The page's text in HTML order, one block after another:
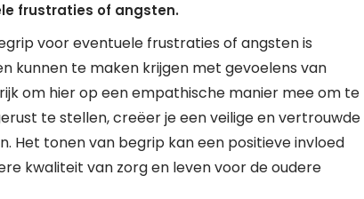
frustraties of angsten.
voor eventuele frustraties of angsten is
kunnen te maken krijgen met gevoelens van
om hier op een empathische manier mee om te
te stellen, creëer je een veilige en vertrouwde
Het tonen van begrip kan een positieve invloed
kwaliteit van zorg en leven voor de oudere